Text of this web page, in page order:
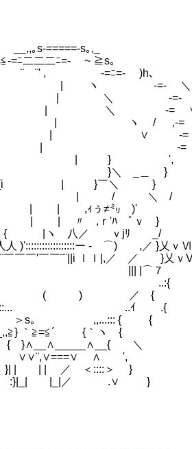
s｡,_
ﾆ=- ~ ≧s｡
-=ﾆ=- )h､
ヽ -=- ＼
／ ' | ＼ -
/ | ＼ -= ∨
| ヽ / ,-=
{ | ∨ -=
{i | -=
-=
_＿ } -=
￣＼ } -
/ }／
≠㍉ )' }厂}
,ｒ'ﾊ ﾞｖ } }
ｖjﾘ _/ , '乂
ー ‐ ⌒) ,／ }乂ｖⅥ
¨¨||i ｌｌ|,／ ／ }乂ｖ
|⌒７ {乂
∨乂
) ／ { ',乂
ｲ .{
,,...::: {
≧=≦´ {｀ヽ
∧
| | | ／ ＜::::
＞ :}|_| |_|